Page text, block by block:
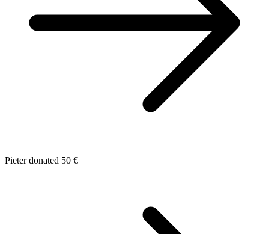
Pieter donated 50 €